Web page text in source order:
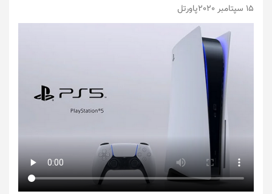
15 سپتامبر 2020 پاورتل